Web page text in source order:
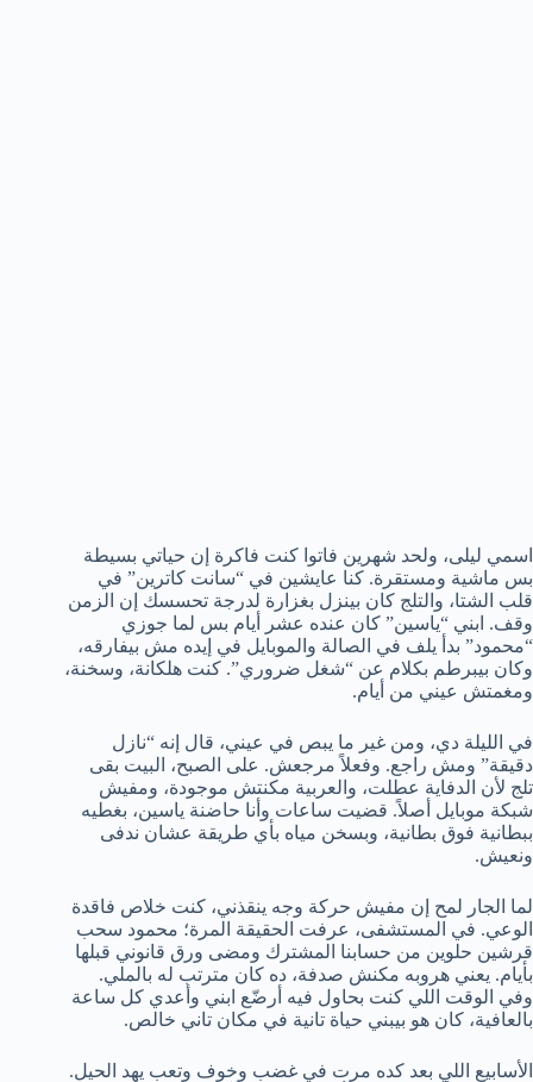
اسمي ليلى، ولحد شهرين فاتوا كنت فاكرة إن حياتي بسيطة
بس ماشية ومستقرة. كنا عايشين في “سانت كاترين” في
قلب الشتا، والتلج كان بينزل بغزارة لدرجة تحسسك إن الزمن
وقف. ابني “ياسين” كان عنده عشر أيام بس لما جوزي
“محمود” بدأ يلف في الصالة والموبايل في إيده مش بيفارقه،
وكان بيبرطم بكلام عن “شغل ضروري”. كنت هلكانة، وسخنة،
ومغمتش عيني من أيام.
في الليلة دي، ومن غير ما يبص في عيني، قال إنه “نازل
دقيقة” ومش راجع. وفعلاً مرجعش. على الصبح، البيت بقى
تلج لأن الدفاية عطلت، والعربية مكنتش موجودة، ومفيش
شبكة موبايل أصلاً. قضيت ساعات وأنا حاضنة ياسين، بغطيه
ببطانية فوق بطانية، وبسخن مياه بأي طريقة عشان ندفى
ونعيش.
لما الجار لمح إن مفيش حركة وجه ينقذني، كنت خلاص فاقدة
الوعي. في المستشفى، عرفت الحقيقة المرة؛ محمود سحب
قرشين حلوين من حسابنا المشترك ومضى ورق قانوني قبلها
بأيام. يعني هروبه مكنش صدفة، ده كان مترتب له بالملي.
وفي الوقت اللي كنت بحاول فيه أرضّع ابني وأعدي كل ساعة
بالعافية، كان هو بيبني حياة تانية في مكان تاني خالص.
الأسابيع اللي بعد كده مرت في غضب وخوف وتعب يهد الحيل.